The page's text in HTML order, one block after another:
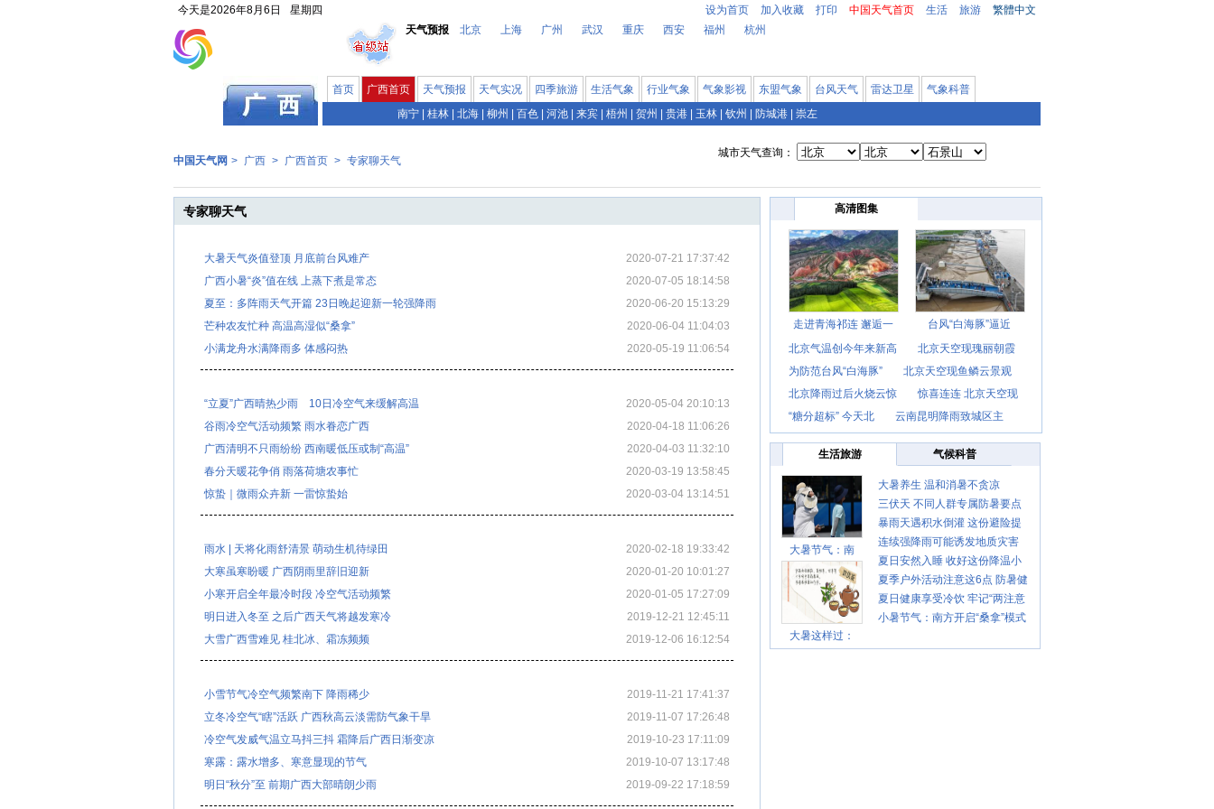
今天是2026年8月6日 星期四 设为首页 加入收藏 打印 中国天气首页 生活 旅游
繁體中文
天气预报
北京 上海 广州 武汉 重庆 西安 福州 杭州
首页 广西首页 天气预报 天气实况 四季旅游 生活气象 行业气象 气象影视 东盟气象 台风天气 雷达卫星
气象科普
南宁
桂林 北海 柳州 百色 河池 来宾 梧州 贺州 贵港 玉林 钦州 防城港 崇左
中国天气网 > 广西 > 广西首页 > 专家聊天气
城市天气查询：
专家聊天气
大暑天气炎值登顶 月底前台风难产
2020-07-21 17:37:42
广西小暑“炎”值在线 上蒸下煮是常态
2020-07-05 18:14:58
夏至：多阵雨天气开篇 23日晚起迎新一轮强降雨
2020-06-20 15:13:29
芒种农友忙种 高温高湿似“桑拿”
2020-06-04 11:04:03
小满龙舟水满降雨多 体感闷热
2020-05-19 11:06:54
“立夏”广西晴热少雨 10日冷空气来缓解高温
2020-05-04 20:10:13
谷雨冷空气活动频繁 雨水眷恋广西
2020-04-18 11:06:26
广西清明不只雨纷纷 西南暖低压或制“高温”
2020-04-03 11:32:10
春分天暖花争俏 雨落荷塘农事忙
2020-03-19 13:58:45
惊蛰｜微雨众卉新 一雷惊蛰始
2020-03-04 13:14:51
雨水 | 天将化雨舒清景 萌动生机待绿田
2020-02-18 19:33:42
大寒虽寒盼暖 广西阴雨里辞旧迎新
2020-01-20 10:01:27
小寒开启全年最冷时段 冷空气活动频繁
2020-01-05 17:27:09
明日进入冬至 之后广西天气将越发寒冷
2019-12-21 12:45:11
大雪广西雪难见 桂北冰、霜冻频频
2019-12-06 16:12:54
小雪节气冷空气频繁南下 降雨稀少
2019-11-21 17:41:37
立冬冷空气“瞎”活跃 广西秋高云淡需防气象干旱
2019-11-07 17:26:48
冷空气发威气温立马抖三抖 霜降后广西日渐变凉
2019-10-23 17:11:09
寒露：露水增多、寒意显现的节气
2019-10-07 13:17:48
明日“秋分”至 前期广西大部晴朗少雨
2019-09-22 17:18:59
高清图集
走进青海祁连 邂逅一
台风“白海豚”逼近
北京气温创今年来新高
北京天空现瑰丽朝霞
为防范台风“白海豚”
北京天空现鱼鳞云景观
北京降雨过后火烧云惊
惊喜连连 北京天空现
“糖分超标” 今天北
云南昆明降雨致城区主
生活旅游 气候科普
大暑节气：南
大暑这样过：
大暑养生 温和消暑不贪凉
三伏天 不同人群专属防暑要点
请收好
暴雨天遇积水倒灌 这份避险提
示请收好
连续强降雨可能诱发地质灾害
这些前兆要知道
夏日安然入睡 收好这份降温小
贴士
夏季户外活动注意这6点 防暑健
身两不误
夏日健康享受冷饮 牢记“两注意
一控制”
小暑节气：南方开启“桑拿”模式